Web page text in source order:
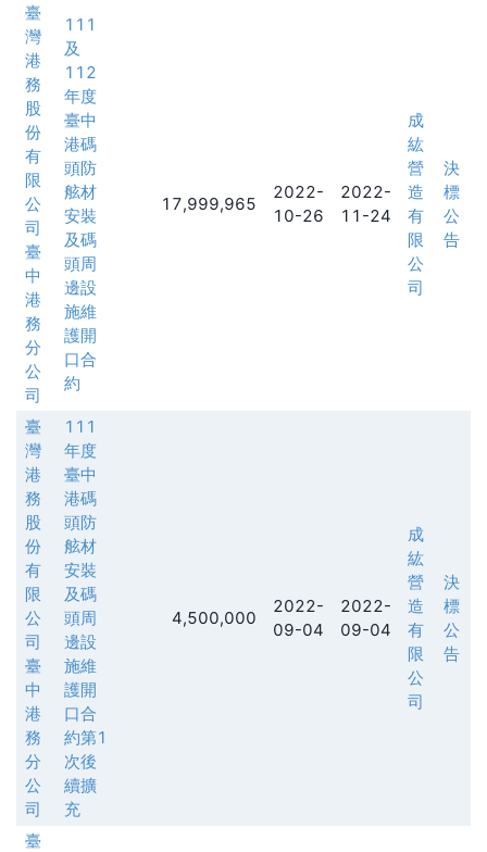
臺
灣
港
務
股
份
有
限
公
司
臺
中
港
務
分
公
司
111
及
112
年度
臺中
港碼
頭防
舷材
安裝
及碼
頭周
邊設
施維
護開
口合
約
17,999,965
2022-
10-26
2022-
11-24
成
紘
營
造
有
限
公
司
決
標
公
告
臺
灣
港
務
股
份
有
限
公
司
臺
中
港
務
分
公
司
111
年度
臺中
港碼
頭防
舷材
安裝
及碼
頭周
邊設
施維
護開
口合
約第1
次後
續擴
充
4,500,000
2022-
09-04
2022-
09-04
成
紘
營
造
有
限
公
司
決
標
公
告
臺